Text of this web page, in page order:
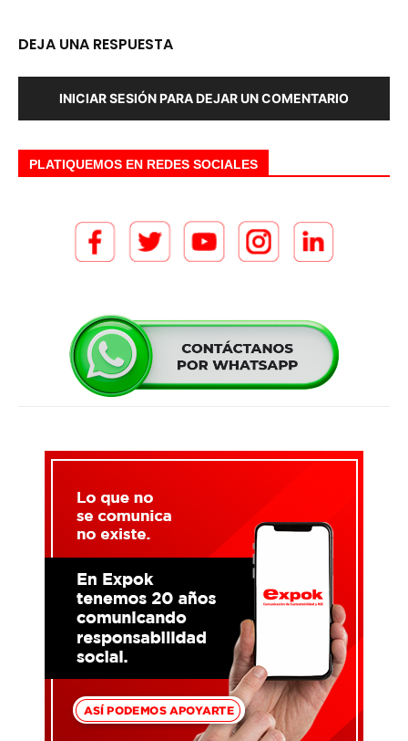
DEJA UNA RESPUESTA
INICIAR SESIÓN PARA DEJAR UN COMENTARIO
PLATIQUEMOS EN REDES SOCIALES